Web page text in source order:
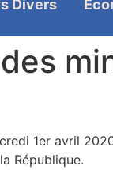
Divers
1er avril
République.